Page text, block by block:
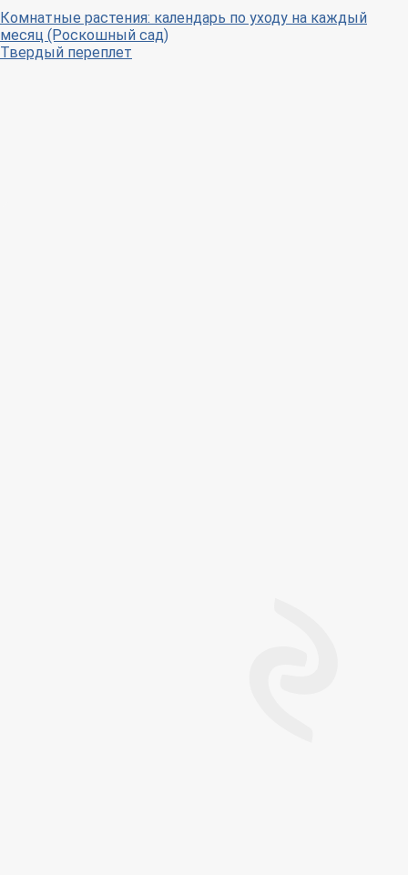
Комнатные растения: календарь по уходу на каждый
месяц (Роскошный сад)
Твердый переплет